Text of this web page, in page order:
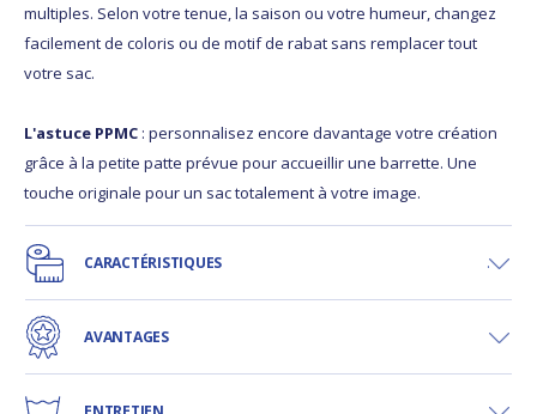
multiples. Selon votre tenue, la saison ou votre humeur, changez
facilement de coloris ou de motif de rabat sans remplacer tout
votre sac.
L'astuce PPMC : personnalisez encore davantage votre création
grâce à la petite patte prévue pour accueillir une barrette. Une
touche originale pour un sac totalement à votre image.
CARACTÉRISTIQUES
AVANTAGES